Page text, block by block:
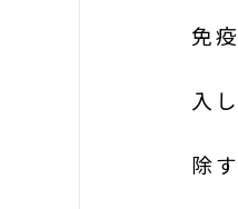
免
入
除